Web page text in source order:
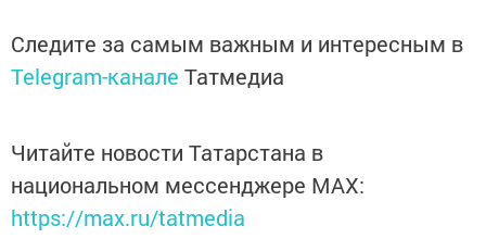
Следите за самым важным и интересным в
Telegram-канале Татмедиа
Читайте новости Татарстана в
национальном мессенджере MАХ:
https://max.ru/tatmedia